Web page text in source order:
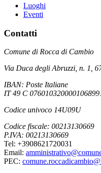
Luoghi
Eventi
Contatti
Comune di Rocca di Cambio
Via Duca degli Abruzzi, n. 1,
IBAN: Poste Italiane
IT 49 C
Codice univoco 14U09U
Codice fiscale: 00213130669
P.IVA: 00213130669
Tel: +3908621720031
Email:
PEC: